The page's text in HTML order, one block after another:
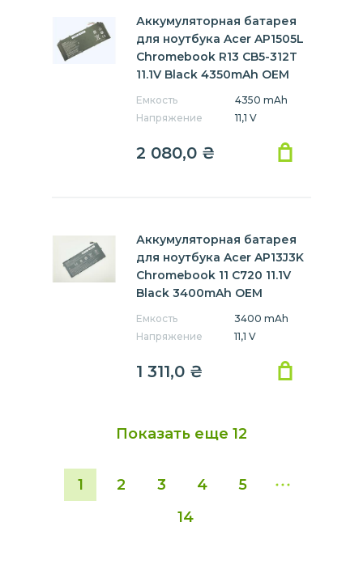
Аккумуляторная батарея
для ноутбука Acer AP1505L
Chromebook R13 CB5-312T
11.1V Black 4350mAh OEM
Емкость
4350 mAh
Напряжение
11,1 V
2 080,0 ₴
Аккумуляторная батарея
для ноутбука Acer AP13J3K
Chromebook 11 C720 11.1V
Black 3400mAh OEM
Емкость
3400 mAh
Напряжение
11,1 V
1 311,0 ₴
Показать еще 12
1 2 3 4
5
14